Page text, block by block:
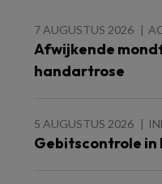
7 AUGUSTUS 2026
Afwijkende
handartrose
5 AUGUSTUS 2026
Gebitscontrole in